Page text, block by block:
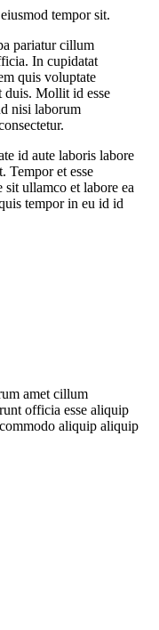
tempor sit.
pariatur cillum
In cupidatat
quis voluptate
duis. Mollit id esse
nisi laborum
id aute laboris labore
Tempor et esse
ullamco et labore ea
tempor in eu id id
amet cillum
officia esse aliquip
aliquip aliquip